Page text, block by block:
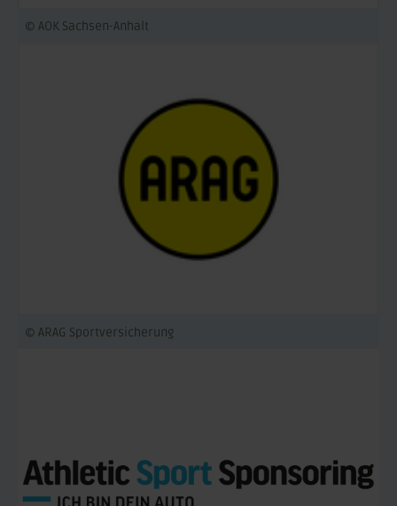
© AOK Sachsen-Anhalt
© ARAG Sportversicherung